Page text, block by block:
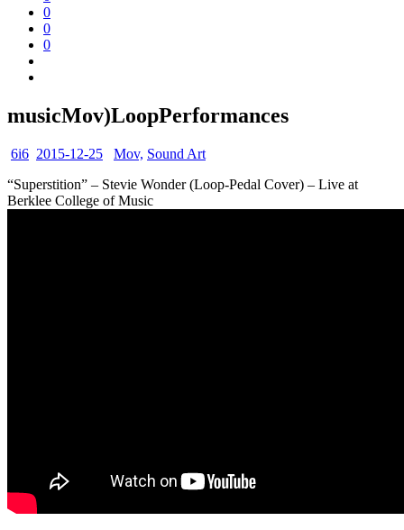
0
0
0
musicMov)LoopPerformances
6i6 2015-12-25 Mov, Sound Art
“Superstition” – Stevie Wonder (Loop-Pedal Cover) – Live at
Berklee College of Music